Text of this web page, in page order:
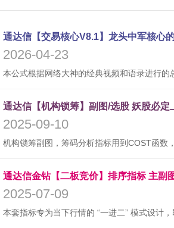
2026-04-23
2025-09-10
2025-07-09